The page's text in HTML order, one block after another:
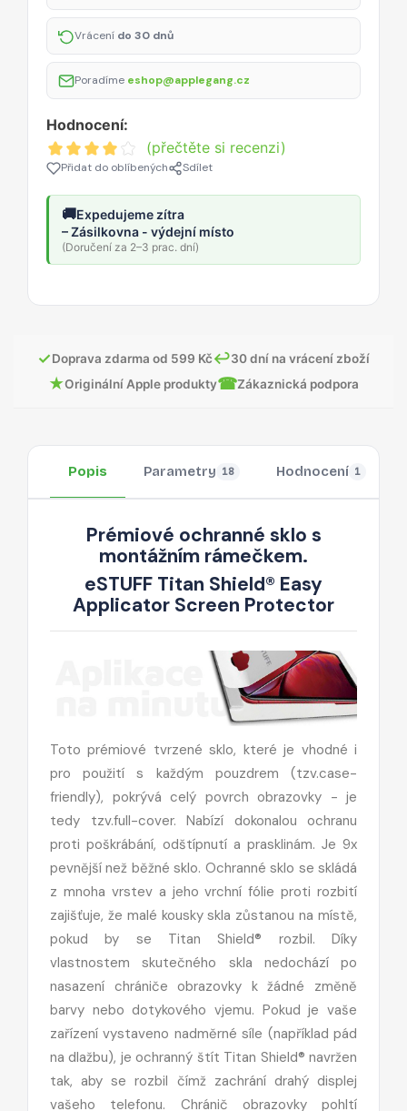
Vrácení do 30 dnů
Poradíme eshop@applegang.cz
Hodnocení:
(přečtěte si recenzi)
Přidat do oblíbených Sdílet
🚚Expedujeme zítra
– Zásilkovna - výdejní místo
(Doručení za 2–3 prac. dní)
✓Doprava zdarma od 599 Kč↩30 dní na vrácení zboží
★Originální Apple produkty☎Zákaznická podpora
Popis Parametry 18 Hodnocení 1
Prémiové ochranné sklo s
montážním rámečkem.
eSTUFF Titan Shield® Easy
Applicator Screen Protector
Toto prémiové tvrzené sklo, které je vhodné i
pro použití s každým pouzdrem (tzv.case-
friendly), pokrývá celý povrch obrazovky - je
tedy tzv.full-cover. Nabízí dokonalou ochranu
proti poškrábání, odštípnutí a prasklinám. Je 9x
pevnější než běžné sklo. Ochranné sklo se skládá
z mnoha vrstev a jeho vrchní fólie proti rozbití
zajišťuje, že malé kousky skla zůstanou na místě,
pokud by se Titan Shield® rozbil. Díky
vlastnostem skutečného skla nedochází po
nasazení chrániče obrazovky k žádné změně
barvy nebo dotykového vjemu. Pokud je vaše
zařízení vystaveno nadměrné síle (například pád
na dlažbu), je ochranný štít Titan Shield® navržen
tak, aby se rozbil čímž zachrání drahý displej
vašeho telefonu. Chránič obrazovky pohltí